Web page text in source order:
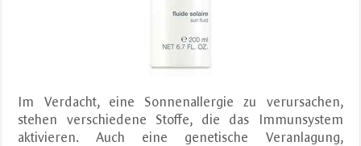
Im Verdacht, eine Sonnenallergie zu verursachen,
stehen verschiedene Stoffe, die das Immunsystem
aktivieren. Auch eine genetische Veranlagung,